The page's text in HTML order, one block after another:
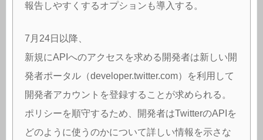
報告しやすくするオプションも導入する。
7月24日以降、
新規にAPIへのアクセスを求める開発者は新しい開
発者ポータル（developer.twitter.com）を利用して
開発者アカウントを登録することが求められる。
ポリシーを順守するため、開発者はTwitterのAPIを
どのように使うのかについて詳しい情報を示さな